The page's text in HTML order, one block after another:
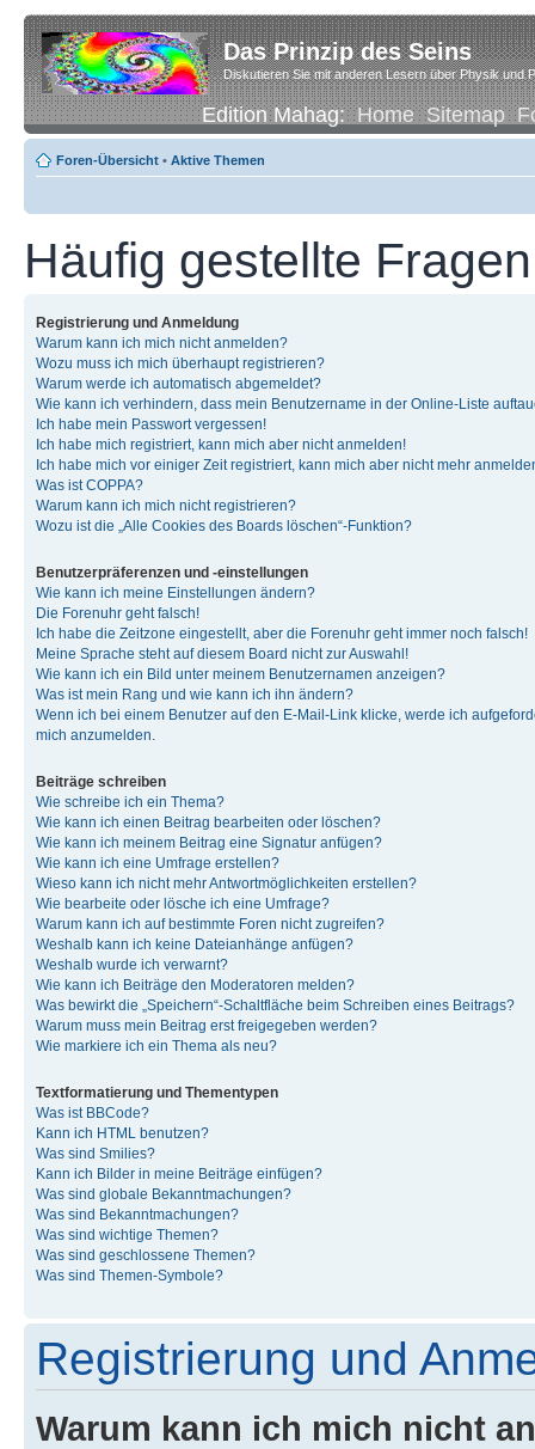
Das Prinzip des Seins
Diskutieren Sie mit anderen Lesern über Physik und
Edition Mahag:Home Sitemap
Foren-Übersicht • Aktive Themen
Häufig gestellte Fragen
Registrierung und Anmeldung
Warum kann ich mich nicht anmelden?
Wozu muss ich mich überhaupt registrieren?
Warum werde ich automatisch abgemeldet?
Wie kann ich verhindern, dass mein Benutzername in der Online-Liste
Ich habe mein Passwort vergessen!
Ich habe mich registriert, kann mich aber nicht anmelden!
Ich habe mich vor einiger Zeit registriert, kann mich aber nicht mehr
Was ist COPPA?
Warum kann ich mich nicht registrieren?
Wozu ist die „Alle Cookies des Boards löschen“-Funktion?
Benutzerpräferenzen und -einstellungen
Wie kann ich meine Einstellungen ändern?
Die Forenuhr geht falsch!
Ich habe die Zeitzone eingestellt, aber die Forenuhr geht immer noch falsch!
Meine Sprache steht auf diesem Board nicht zur Auswahl!
Wie kann ich ein Bild unter meinem Benutzernamen anzeigen?
Was ist mein Rang und wie kann ich ihn ändern?
Wenn ich bei einem Benutzer auf den E-Mail-Link klicke, werde ich
mich anzumelden.
Beiträge schreiben
Wie schreibe ich ein Thema?
Wie kann ich einen Beitrag bearbeiten oder löschen?
Wie kann ich meinem Beitrag eine Signatur anfügen?
Wie kann ich eine Umfrage erstellen?
Wieso kann ich nicht mehr Antwortmöglichkeiten erstellen?
Wie bearbeite oder lösche ich eine Umfrage?
Warum kann ich auf bestimmte Foren nicht zugreifen?
Weshalb kann ich keine Dateianhänge anfügen?
Weshalb wurde ich verwarnt?
Wie kann ich Beiträge den Moderatoren melden?
Was bewirkt die „Speichern“-Schaltfläche beim Schreiben eines Beitrags?
Warum muss mein Beitrag erst freigegeben werden?
Wie markiere ich ein Thema als neu?
Textformatierung und Thementypen
Was ist BBCode?
Kann ich HTML benutzen?
Was sind Smilies?
Kann ich Bilder in meine Beiträge einfügen?
Was sind globale Bekanntmachungen?
Was sind Bekanntmachungen?
Was sind wichtige Themen?
Was sind geschlossene Themen?
Was sind Themen-Symbole?
Registrierung und
Warum kann ich mich nicht